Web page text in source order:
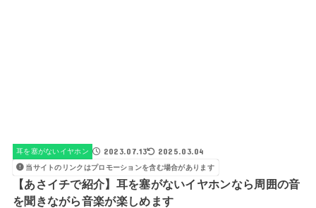
耳を塞がないイヤホン 2023.07.13 2025.03.04
当サイトのリンクはプロモーションを含む場合があります
【あさイチで紹介】耳を塞がないイヤホンなら周囲の音
を聞きながら音楽が楽しめます